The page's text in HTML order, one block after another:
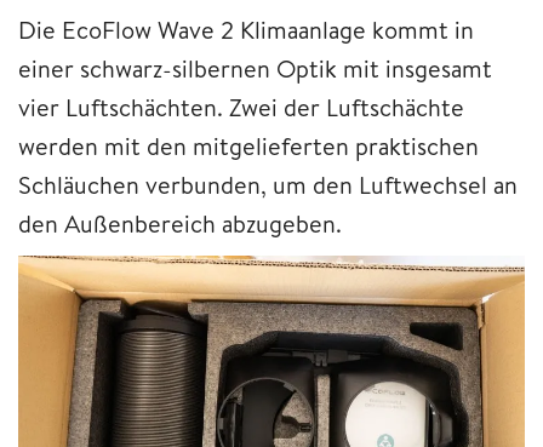
Die EcoFlow Wave 2 Klimaanlage kommt in
einer schwarz-silbernen Optik mit insgesamt
vier Luftschächten. Zwei der Luftschächte
werden mit den mitgelieferten praktischen
Schläuchen verbunden, um den Luftwechsel an
den Außenbereich abzugeben.